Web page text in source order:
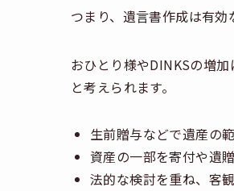
つまり、遺言書作成は有
おひとり様やDINKSの増
と考えられます。
生前贈与などで遺産の
資産の一部を寄付や遺
法的な検討を重ね、客